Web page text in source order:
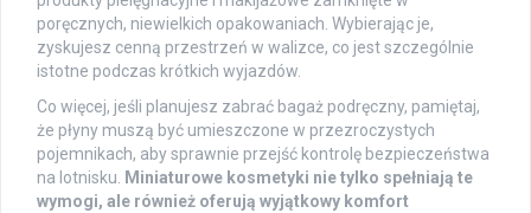
poręcznych, niewielkich opakowaniach. Wybierając je,
zyskujesz cenną przestrzeń w walizce, co jest szczególnie
istotne podczas krótkich wyjazdów.
Co więcej, jeśli planujesz zabrać bagaż podręczny, pamiętaj,
że płyny muszą być umieszczone w przezroczystych
pojemnikach, aby sprawnie przejść kontrolę bezpieczeństwa
na lotnisku.
Miniaturowe kosmetyki nie tylko spełniają te
wymogi, ale również oferują wyjątkowy komfort